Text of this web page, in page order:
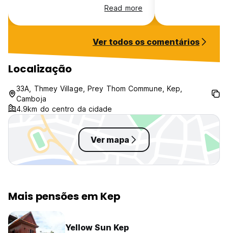
Read more
the morning. the guesthouse is a
but the free
downside is
guesthouses to
Ver todos os comentários
Localização
33A, Thmey Village, Prey Thom Commune, Kep,
Camboja
4.9km do centro da cidade
Ver mapa
Mais pensões em Kep
Yellow Sun Kep